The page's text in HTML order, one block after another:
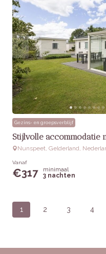
Gezins- en groepsverblijf
Stijlvolle accommodatie
Nunspeet, Gelderland,
Vanaf
€317
minimaal
3 nachten
Posts
1 2 3 4